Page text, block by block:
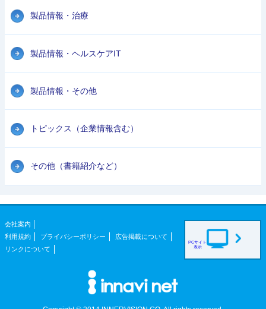
製品情報・治療
製品情報・ヘルスケアIT
製品情報・その他
トピックス（企業情報含む）
その他（書籍紹介など）
会社案内
利用規約
プライバシーポリシー
広告掲載について
リンクについて
PCサイト
表示